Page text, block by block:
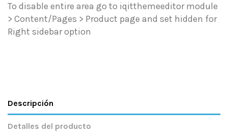
To disable entire area go to iqitthemeeditor module
> Content/Pages > Product page and set hidden for
Right sidebar option
Descripción
Detalles del producto